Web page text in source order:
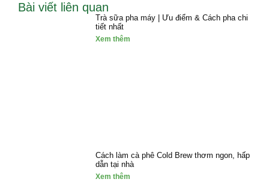
Bài viết liên quan
Trà sữa pha máy | Ưu điểm & Cách pha chi
tiết nhất
Xem thêm
Cách làm cà phê Cold Brew thơm ngon, hấp
dẫn tại nhà
Xem thêm